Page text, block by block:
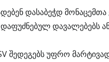
დასაბეჭდ მონაცემთა
დაფუძნებულ დავალებებს
შედეგებს უფრო